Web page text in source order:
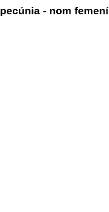
pecúnia - nom femení